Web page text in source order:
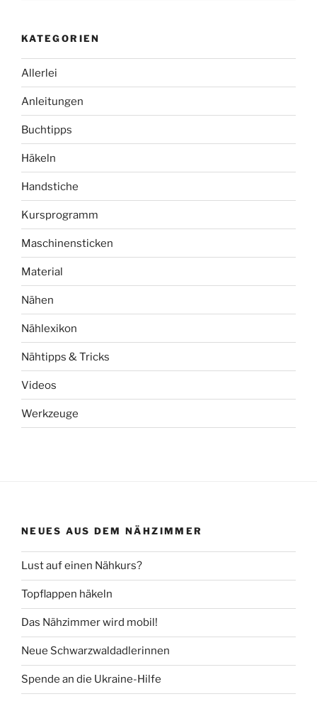
KATEGORIEN
Allerlei
Anleitungen
Buchtipps
Häkeln
Handstiche
Kursprogramm
Maschinensticken
Material
Nähen
Nählexikon
Nähtipps & Tricks
Videos
Werkzeuge
NEUES AUS DEM NÄHZIMMER
Lust auf einen Nähkurs?
Topflappen häkeln
Das Nähzimmer wird mobil!
Neue Schwarzwaldadlerinnen
Spende an die Ukraine-Hilfe